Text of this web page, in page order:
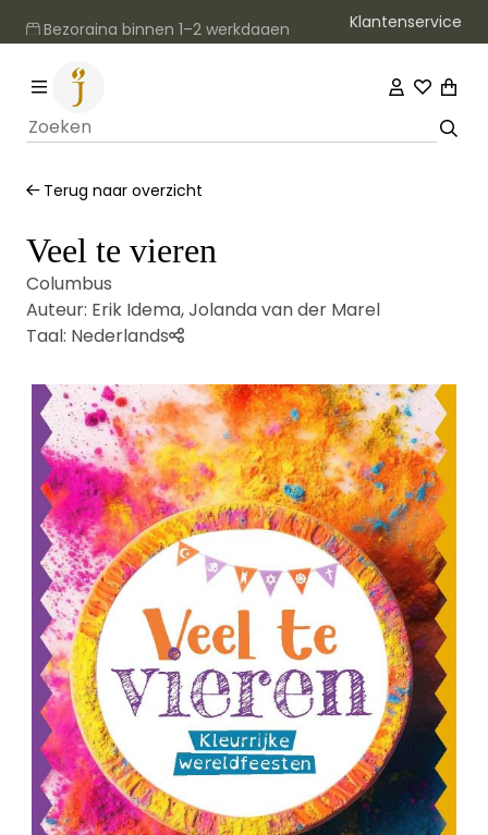
Bezorging binnen 1–2 werkdagen Klantenservice
Terug naar overzicht
Veel te vieren
Columbus
Auteur: Erik Idema,Jolanda van der Marel
Taal: Nederlands